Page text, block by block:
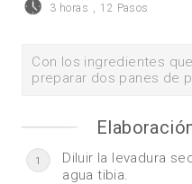
3 horas , 12 Pasos
Con los ingredientes
preparar dos panes de
1
Diluir la levadura
agua tibia.